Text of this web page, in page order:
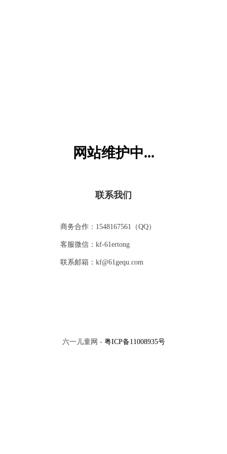
网站维护中...
联系我们
商务合作：1548167561（QQ）
客服微信：kf-61ertong
联系邮箱：kf@61gequ.com
六一儿童网 - 粤ICP备11008935号